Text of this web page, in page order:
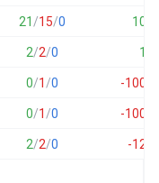
21 /15/0 10.5
2/2/0 1.3
0/1 /0 -100.0
0/1 /0 -100.0
2/2/0 -12.0